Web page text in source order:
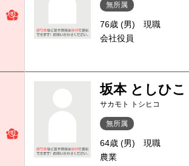
無所属
76歳 (男)
現職
会社役員
坂本 としひこ
サカモト トシヒコ
無所属
64歳 (男)
現職
農業